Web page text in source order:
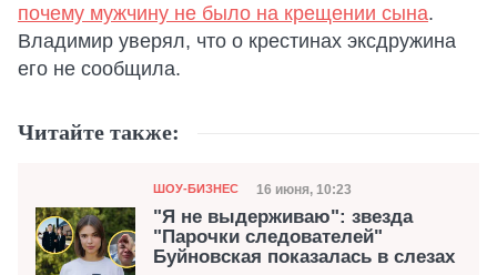
почему мужчину не было на крещении сына.
Владимир уверял, что о крестинах эксдружина
его не сообщила.
Читайте также:
Категория
ШОУ-БИЗНЕС Дата публикации
16 июня, 10:23
"Я не выдерживаю": звезда
"Парочки следователей"
Буйновская показалась в слезах